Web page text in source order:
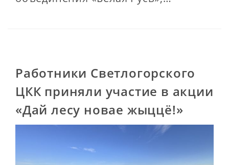
Работники Светлогорского
ЦКК приняли участие в акции
«Дай лесу новае жыццё!»